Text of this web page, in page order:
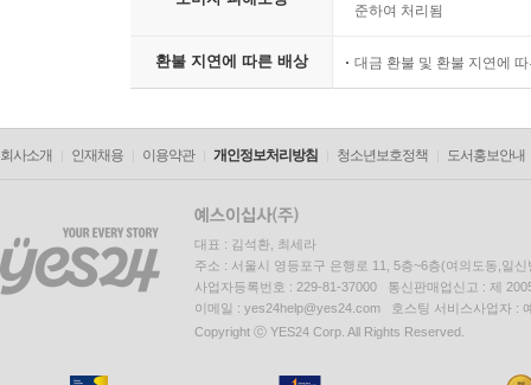
준하여 처리됨
환불 지연에 따른 배상 대금 환불 및 환불 지연에
회사소개 인재채용 이용약관 개인정보처리방침 청소년보호정책 도서홍보안내
대표 : 김석환, 최세라
주소 : 서울시 영등포구 은행로 11, 5층~6층(여의도동,일신
사업자등록번호 : 229-81-37000 통신판매업신고 : 제
이메일 : yes24help@yes24.com 호스팅 서비스사업자 :
Copyright ⓒ YES24 Corp. All Rights Reserved.